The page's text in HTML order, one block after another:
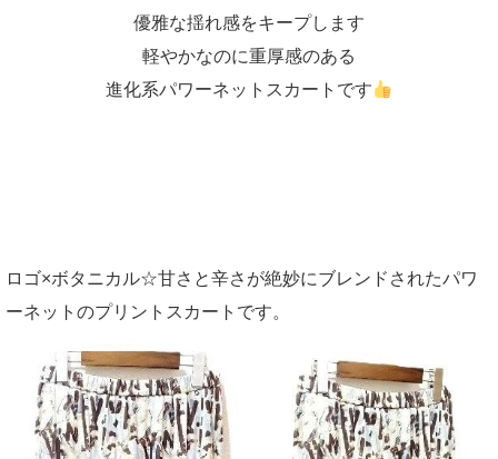
優雅な揺れ感をキープします
軽やかなのに重厚感のある
進化系パワーネットスカートです
ロゴ×ボタニカル☆甘さと辛さが絶妙にブレンドされたパワ
ーネットのプリントスカートです。